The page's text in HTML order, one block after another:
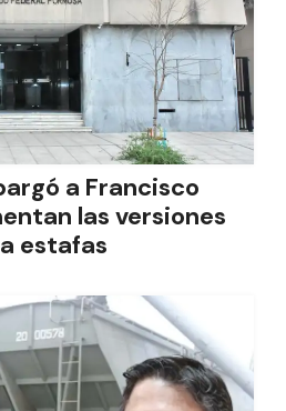
a Francisco
las versiones
estafas